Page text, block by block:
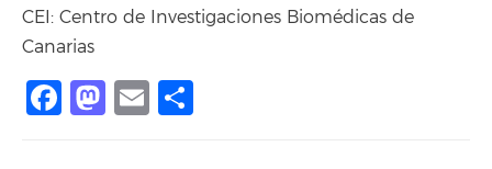
CEI: Centro de Investigaciones Biomédicas de
Canarias
Facebook
Mastodon
Email